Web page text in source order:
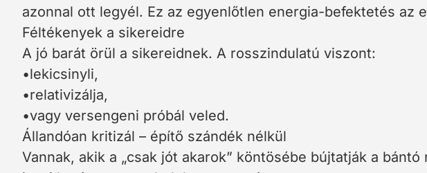
azonnal ott legyél. Ez az egyenlőtlen energia-befektetés az
Féltékenyek a sikereidre
A jó barát örül a sikereidnek. A rosszindulatú viszont:
•lekicsinyli,
•relativizálja,
•vagy versengeni próbál veled.
Állandóan kritizál – építő szándék nélkül
Vannak, akik a „csak jót akarok” köntösébe bújtatják a